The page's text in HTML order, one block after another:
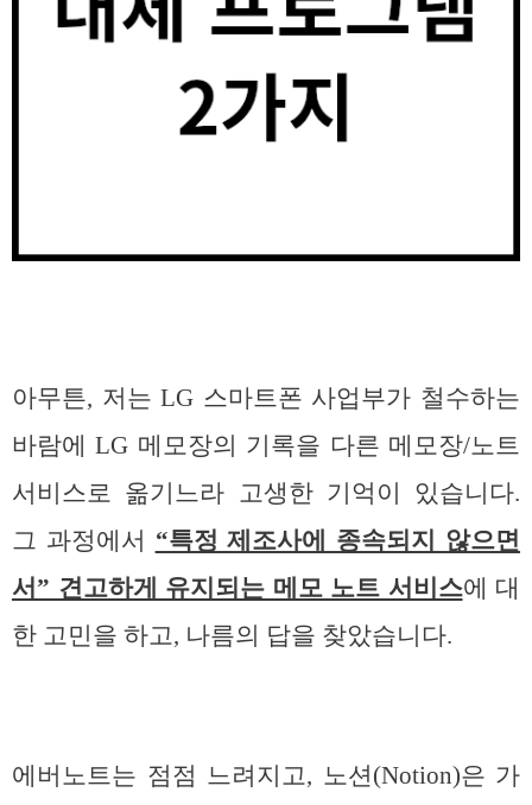
아무튼, 저는 LG 스마트폰 사업부가 철수하는
바람에 LG 메모장의 기록을 다른 메모장/노트
서비스로 옮기느라 고생한 기억이 있습니다.
그 과정에서 “특정 제조사에 종속되지 않으면
서” 견고하게 유지되는 메모 노트 서비스에 대
한 고민을 하고, 나름의 답을 찾았습니다.
에버노트는 점점 느려지고, 노션(Notion)은 가